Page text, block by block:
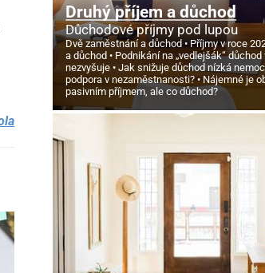
Druhý příjem a důchod
Důchodové příjmy pod lupou
Dvě zaměstnání a důchod
Příjmy v roce
a důchod
Podnikání na „vedlejšák“
nezvyšuje
Jak snižuje důchod nízká
podpora v nezaměstnanosti?
Nájemné je
pasivním příjmem, ale co důchod?